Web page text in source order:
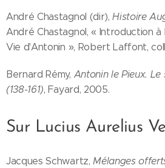
André Chastagnol (dir),Histoire
André Chastagnol, « Introduction
Vie d'Antonin », Robert Laffont,
Bernard Rémy, Antonin le Pieux.
(138-161), Fayard, 2005.
Sur Lucius Aurelius
Jacques Schwartz,Mélanges